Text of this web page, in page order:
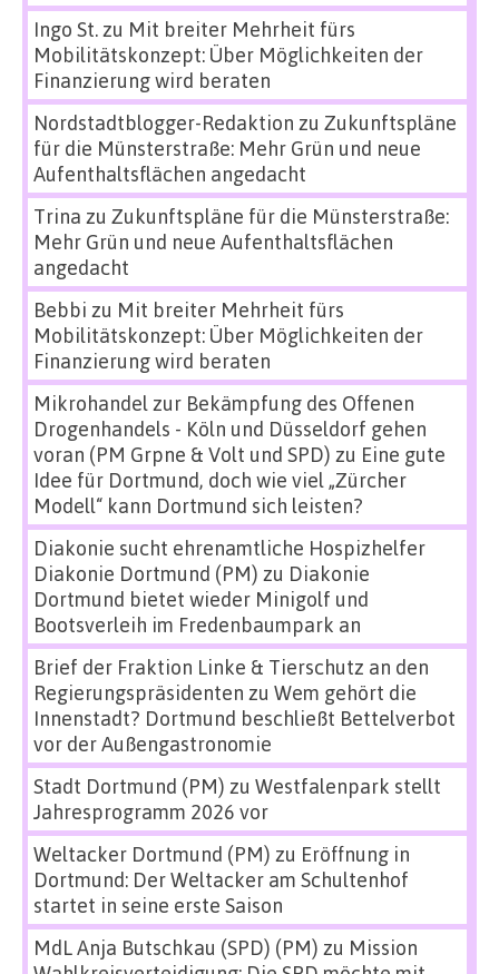
Ingo St.zu Mit breiter Mehrheit fürs
Mobilitätskonzept: Über Möglichkeiten der
Finanzierung wird beraten
Nordstadtblogger-Redaktion zu Zukunftspläne
für die Münsterstraße: Mehr Grün und neue
Aufenthaltsflächen angedacht
Trina zu Zukunftspläne für die Münsterstraße:
Mehr Grün und neue Aufenthaltsflächen
angedacht
Bebbi zu Mit breiter Mehrheit fürs
Mobilitätskonzept: Über Möglichkeiten der
Finanzierung wird beraten
Mikrohandel zur Bekämpfung des Offenen
Drogenhandels - Köln und Düsseldorf gehen
voran (PM Grpne & Volt und SPD) zu Eine gute
Idee für Dortmund, doch wie viel „Zürcher
Modell“ kann Dortmund sich leisten?
Diakonie sucht ehrenamtliche Hospizhelfer
Diakonie Dortmund (PM) zu Diakonie
Dortmund bietet wieder Minigolf und
Bootsverleih im Fredenbaumpark an
Brief der Fraktion Linke & Tierschutz an den
Regierungspräsidenten zu Wem gehört die
Innenstadt? Dortmund beschließt Bettelverbot
vor der Außengastronomie
Stadt Dortmund (PM) zu Westfalenpark stellt
Jahresprogramm 2026 vor
Weltacker Dortmund (PM) zu Eröffnung in
Dortmund: Der Weltacker am Schultenhof
startet in seine erste Saison
MdL Anja Butschkau (SPD) (PM) zu Mission